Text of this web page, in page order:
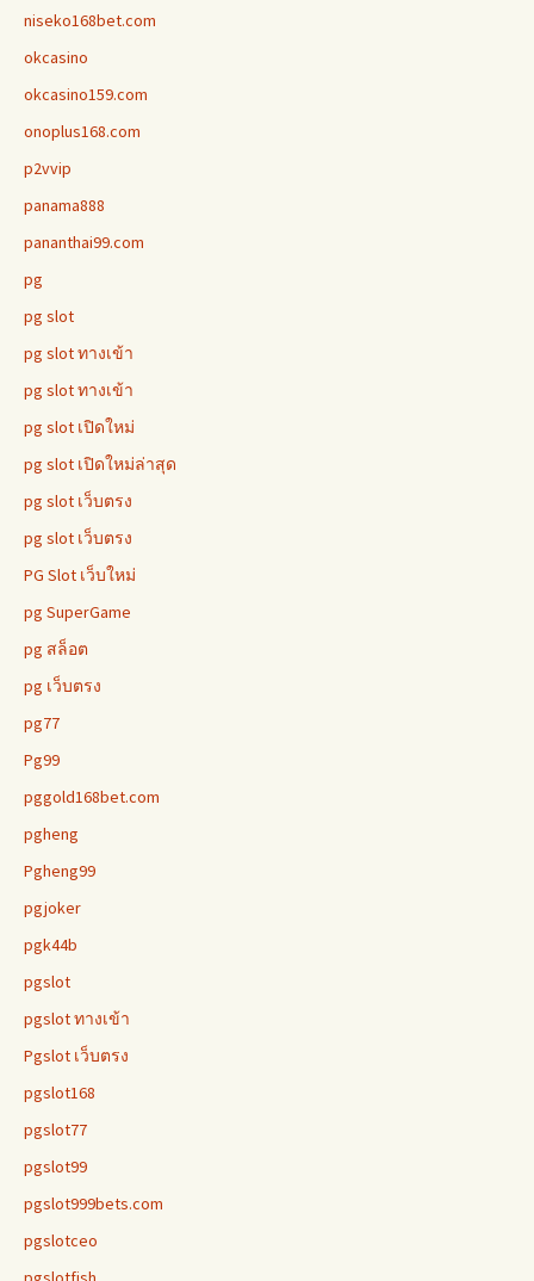
niseko168bet.com
okcasino
okcasino159.com
onoplus168.com
p2vvip
panama888
pananthai99.com
pg
pg slot
pg slot ทางเข้า
pg slot ทางเข้า
pg slot เปิดใหม่
pg slot เปิดใหม่ล่าสุด
pg slot เว็บตรง
pg slot เว็บตรง
PG Slot เว็บใหม่
pg SuperGame
pg สล็อต
pg เว็บตรง
pg77
Pg99
pggold168bet.com
pgheng
Pgheng99
pgjoker
pgk44b
pgslot
pgslot ทางเข้า
Pgslot เว็บตรง
pgslot168
pgslot77
pgslot99
pgslot999bets.com
pgslotceo